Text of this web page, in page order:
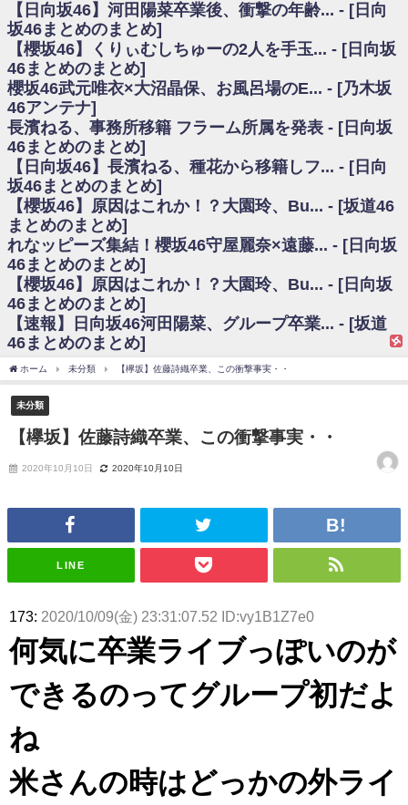
願いバッハ！』ミーグリ日程がこちら
欅坂/日向坂46まとめのまとめ / 【櫻坂46】ミーグリで喧嘩！？山下瞳月、
これはマジギレしてる
乃木坂46アンテナ / 【櫻坂46】ハリソン守屋「ゆーづのせいです」【ラヴ
ィット!】
乃木坂あんてな ～乃木坂46・欅坂46・日向坂46のニュース・情報・話題
をピックアップ / 良い品揃え！櫻坂46 12thシングル『Make or Break』オフィ
シャルグッズ絶賛販売受付中
日向坂46まとめのまとめ / 【日向坂46】この月、何かあるのか！？『お願
いバッハ！』ミーグリ日程がこちら
日向坂46まとめのまとめ / 【元日向坂46】この卒業生、めちゃくちゃテレ
ビで見かけるな
欅坂/日向坂46まとめのまとめ / 【櫻坂46】リアルミーグリであの販売も！
『Make or Break』オフィシャルグッズ解禁
乃木坂46アンテナ / 【櫻坂46】ミーグリで喧嘩！？山下瞳月、これはマジ
ギレしてる
乃木坂あんてな ～乃木坂46・欅坂46・日向坂46のニュース・情報・話題
をピックアップ / れなッピーズ集結！櫻坂46守屋麗奈×遠藤理子、8/6「ラヴィ
ット！」水曜スタジオ出演決定
日向坂46まとめのまとめ / 【日向坂46】富田鈴花、次の事務所が決まって
そう！？
日向坂46まとめのまとめ / 【日向坂46】富田鈴花、次の事務所が決まって
そう！？
ハ！』ミーグリ日程がこちら
乃木坂あんてな ～乃木坂46・欅坂46・日向坂46のニュース・情報・話題
をピックアップ / 日向坂46卒業後初共演！佐々木久美さん、師匠オードリー若
欅坂46/日向坂46まとめのまとめ / 『anan』の表紙の櫻坂46さん、多様性
欅坂46/日向坂46まとめのまとめ / 日向坂46より重大発表！！！！
日向坂46まとめのまとめ / 【朗報】増田三莉音さんの生足
wwwwwwwwwwww
日向坂46まとめのまとめ / 筒井あやめ、アレをチラリ。こういう偶然の方
これも素晴らしい
花考案グッズ＆生写真5種が公開される
日向坂46まとめのまとめ / これから彼氏と行為する直前の賀喜遥香、やば
アイドル – ぷぅアンテナ / 「乃木坂46ののぎおび⊿」北野日奈子が生配
信！【2022.3.22 17:15〜 SHOWROOM】
アイドル – ぷぅアンテナ / 2022年3月22日（火）のメディア情報
アイドル – ぷぅアンテナ / 【乃木坂46】井上和の『なぎおはぎ』って こん
アイドル – ぷぅアンテナ / 【乃木坂46】日村勇紀 gif職人が切り抜いた名シ
ーン.gif
【日向坂46】河田陽菜卒業後、衝撃の年齢... - [日向
坂46まとめのまとめ]
【櫻坂46】くりぃむしちゅーの2人を手玉... - [日向坂
46まとめのまとめ]
櫻坂46武元唯衣×大沼晶保、お風呂場のE... - [乃木坂
46アンテナ]
長濱ねる、事務所移籍 フラーム所属を発表 - [日向坂
46まとめのまとめ]
【日向坂46】長濱ねる、種花から移籍しフ... - [日向
坂46まとめのまとめ]
【櫻坂46】原因はこれか！？大園玲、Bu... - [坂道46
まとめのまとめ]
れなッピーズ集結！櫻坂46守屋麗奈×遠藤... - [日向坂
46まとめのまとめ]
【櫻坂46】原因はこれか！？大園玲、Bu... - [日向坂
46まとめのまとめ]
【速報】日向坂46河田陽菜、グループ卒業... - [坂道
46まとめのまとめ]
ホーム 未分類 【欅坂】佐藤詩織卒業、この衝撃事実・・
未分類
【欅坂】佐藤詩織卒業、この衝撃事実・・
2020年10月10日 2020年10月10日
LINE
173: 2020/10/09(金) 23:31:07.52 ID:vy1B1Z7e0
何気に卒業ライブっぽいのが
できるのってグループ初だよ
ね
米さんの時はどっかの外ライ